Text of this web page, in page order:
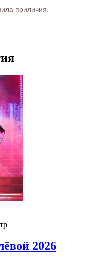
приличия.
2026